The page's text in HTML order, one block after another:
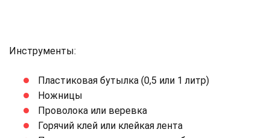
Инструменты:
Пластиковая бутылка (0,5 или 1 литр)
Ножницы
Проволока или веревка
Горячий клей или клейкая лента